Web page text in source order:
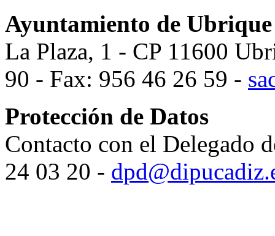
Ayuntamiento de Ubrique
La Plaza, 1 - CP 11600
90 - Fax: 956 46 26 59 -
Protección de Datos
Contacto con el Delegado
24 03 20 -